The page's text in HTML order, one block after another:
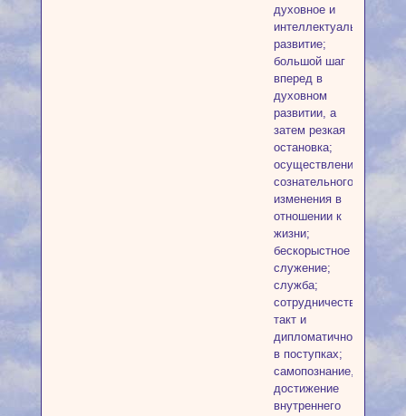
духовное и
интеллектуальное
развитие;
большой шаг
вперед в
духовном
развитии, а
затем резкая
остановка;
осуществление
сознательного
изменения в
отношении к
жизни;
бескорыстное
служение;
служба;
сотрудничество;
такт и
дипломатичность
в поступках;
самопознание,
достижение
внутреннего